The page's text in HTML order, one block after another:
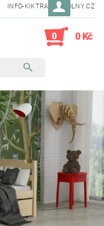
INFO-KIKTRADE@VOLNY.CZ
0 0 Kč